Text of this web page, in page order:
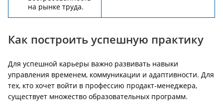
на рынке труда.
Как построить успешную практику
Для успешной карьеры важно развивать навыки
управления временем, коммуникации и адаптивности. Для
тех, кто хочет войти в профессию продакт-менеджера,
существует множество образовательных программ.